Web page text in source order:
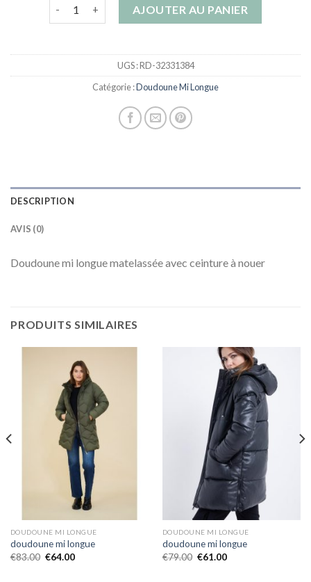
AJOUTER AU PANIER
UGS :RD-32331384
Catégorie :Doudoune Mi Longue
DESCRIPTION
AVIS (0)
Doudoune mi longue matelassée avec ceinture à nouer
PRODUITS SIMILAIRES
DOUDOUNE MI LONGUE
doudoune mi longue
€83.00 €64.00
DOUDOUNE MI LONGUE
doudoune mi longue
€79.00 €61.00